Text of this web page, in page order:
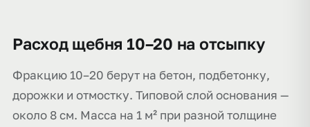
Расход щебня 10–20 на отсыпку
Фракцию 10–20 берут на бетон, подбетонку,
дорожки и отмостку. Типовой слой основания —
около 8 см. Масса на 1 м² при разной толщине